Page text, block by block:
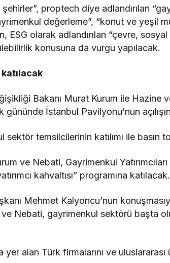
proptech diye adlandırılan
değerleme”, “konut ve yeşil
ESG olarak adlandırılan “çevre,
konusuna da vurgu yapılacak.
Bakanı Murat Kurum ile Hazine
İstanbul Pavilyonu’nun
sektör temsilcilerinin katılımı ile basın
ve Nebati, Gayrimenkul
kahvaltısı” programına katılacak.
Mehmet Kalyoncu’nun
Nebati, gayrimenkul sektörü başta
yer alan Türk firmalarını ve uluslararası